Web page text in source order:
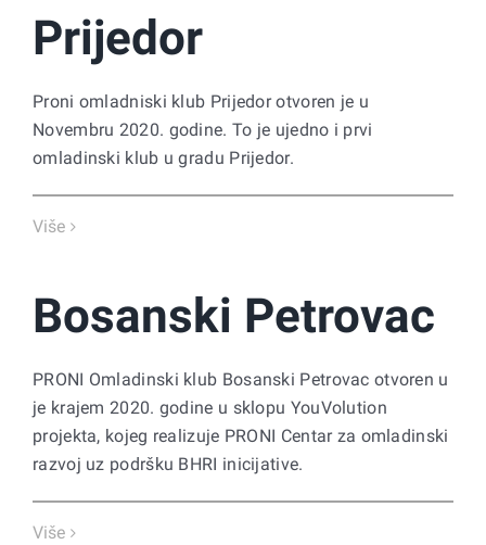
Prijedor
Proni omladniski klub Prijedor otvoren je u
Novembru 2020. godine. To je ujedno i prvi
omladinski klub u gradu Prijedor.
Više
Bosanski Petrovac
PRONI Omladinski klub Bosanski Petrovac otvoren u
je krajem 2020. godine u sklopu YouVolution
projekta, kojeg realizuje PRONI Centar za omladinski
razvoj uz podršku BHRI inicijative.
Više